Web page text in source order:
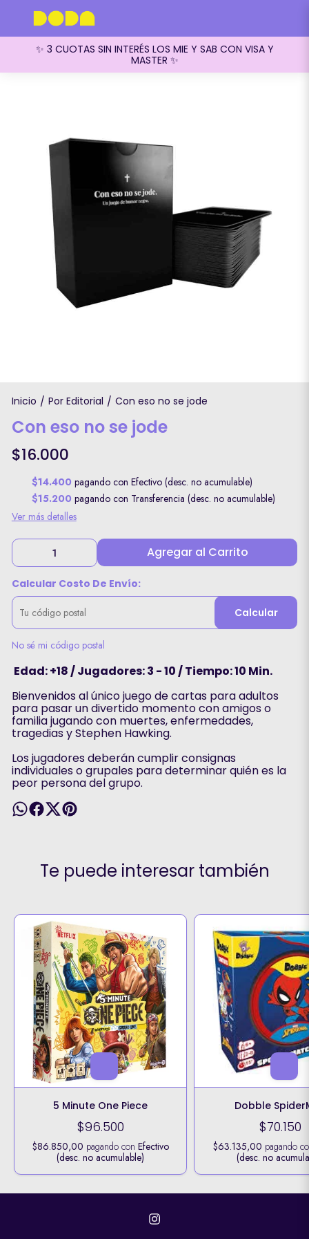
✨ 3 CUOTAS SIN INTERÉS LOS MIE Y SAB CON VISA Y
MASTER ✨
Inicio / Por Editorial / Con eso no se jode
Con eso no se jode
$16.000
$14.400 pagando con Efectivo (desc. no acumulable)
$15.200 pagando con Transferencia (desc. no acumulable)
Ver más detalles
Agregar al Carrito
Calcular Costo De Envío:
Calcular
No sé mi código postal
Edad: +18 / Jugadores: 3 - 10 / Tiempo: 10 Min.
Bienvenidos al único juego de cartas para adultos
para pasar un divertido momento con amigos o
familia jugando con muertes, enfermedades,
tragedias y Stephen Hawking.
Los jugadores deberán cumplir consignas
individuales o grupales para determinar quién es la
peor persona del grupo.
Te puede interesar también
5 Minute One Piece
$96.500
$86.850,00 pagando con Efectivo
(desc. no acumulable)
Dobble
$70.150
$63.135,00 pagando
(desc. no